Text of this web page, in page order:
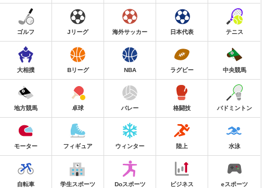
ゴルフ Jリーグ 海外サッカー 日本代表 テニス
大相撲 Bリーグ NBA ラグビー 中央競馬
地方競馬 卓球 バレー 格闘技 バドミントン
モーター フィギュア ウィンター 陸上 水泳
自転車 学生スポーツ Doスポーツ ビジネス eスポーツ